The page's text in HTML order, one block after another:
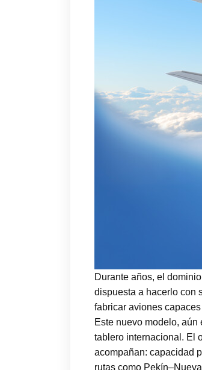
Durante años, el
dispuesta a hacerlo con
fabricar aviones
Este nuevo modelo,
tablero internacional. El
acompañan: capacidad
rutas como